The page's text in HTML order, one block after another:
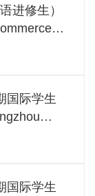
进修生）
国际学生
国际学生